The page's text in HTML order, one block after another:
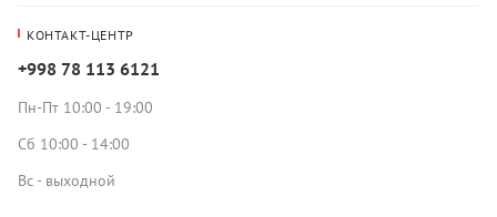
КОНТАКТ-ЦЕНТР
+998 78 113 6121
Пн-Пт 10:00 - 19:00
Сб 10:00 - 14:00
Вс - выходной